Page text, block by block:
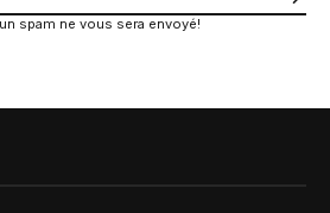
spam ne vous sera envoyé!